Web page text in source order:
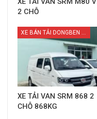
2 CHỖ
XE TẢI VAN SRM 868 2
CHỖ 868KG